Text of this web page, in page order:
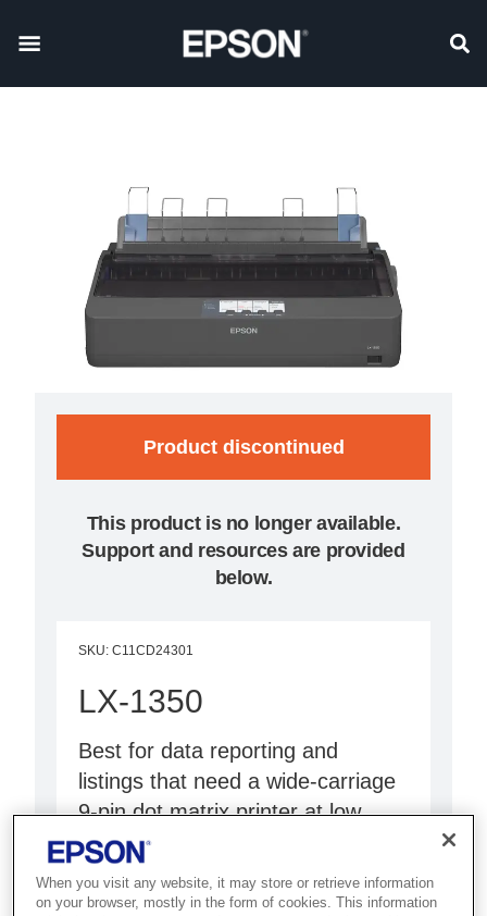
Product discontinued
This product is no longer available.
Support and resources are provided
below.
SKU: C11CD24301
LX-1350
Best for data reporting and
listings that need a wide-carriage
9-pin dot matrix printer at low
cost.
9-pin dot matrix printer
When you visit any website, it may store or retrieve information
on your browser, mostly in the form of cookies. This information